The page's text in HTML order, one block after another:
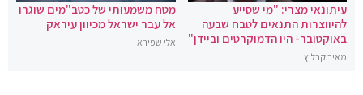
עיתונאי מצרי: "מי שסייע
להיווצרות התנאים לטבח שבעה
באוקטובר- היו הדמוקרטים וביידן"
מאיר קרליץ
מטח משמעותי של כטב"מים שוגרו
אל עבר ישראל מכיוון עיראק
אלי שפירא